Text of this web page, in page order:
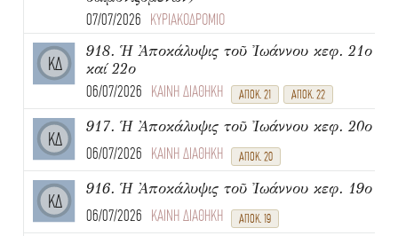
07/07/2026 ΚΥΡΙΑΚΟΔΡΟΜΙΟ
ΚΔ
918. Ἡ Ἀποκάλυψις τοῦ Ἰωάννου κεφ. 21ο
καί 22ο
06/07/2026 ΚΑΙΝΗ ΔΙΑΘΗΚΗ ΑΠΟΚ. 21 ΑΠΟΚ. 22
ΚΔ
917. Ἡ Ἀποκάλυψις τοῦ Ἰωάννου κεφ. 20ο
06/07/2026 ΚΑΙΝΗ ΔΙΑΘΗΚΗ ΑΠΟΚ. 20
ΚΔ
916. Ἡ Ἀποκάλυψις τοῦ Ἰωάννου κεφ. 19ο
06/07/2026 ΚΑΙΝΗ ΔΙΑΘΗΚΗ ΑΠΟΚ. 19